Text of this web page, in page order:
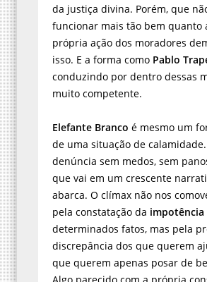
da justiça divina. Porém, que
funcionar mais tão bem quanto
própria ação dos moradores
isso. E a forma como Pablo
conduzindo por dentro dessas
muito competente.
Elefante Branco é mesmo um
de uma situação de
denúncia sem medos, sem
que vai em um crescente
abarca. O clímax não nos
pela constatação da impotência
determinados fatos, mas pela
discrepância dos que querem
que querem apenas posar de